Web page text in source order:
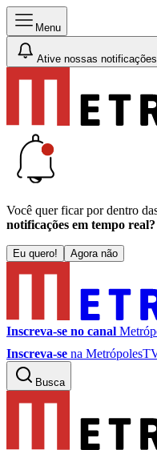
Menu
Ative nossas notificações
Você quer ficar por dentro
notificações em tempo real?
Eu quero! Agora não
Inscreva-se no canal
Inscreva-se na
Busca